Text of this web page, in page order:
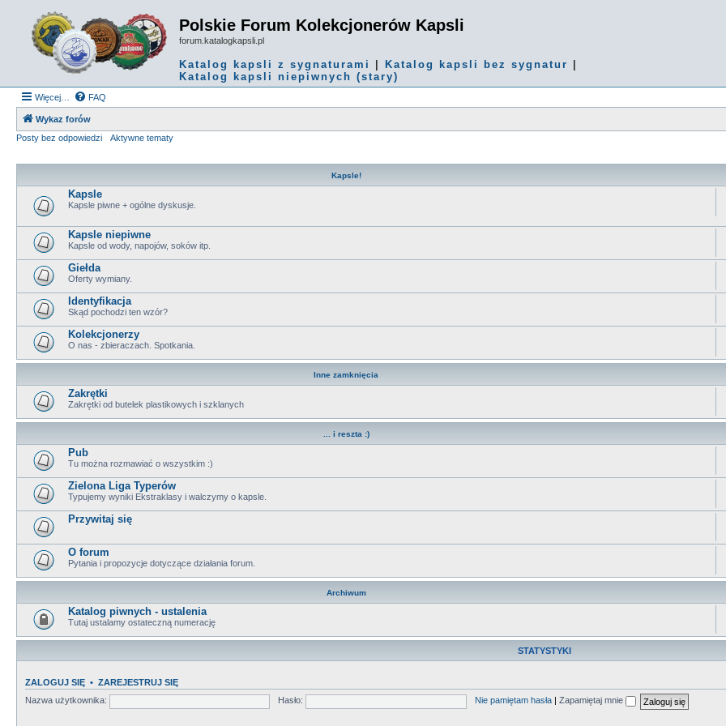
Polskie Forum Kolekcjonerów Kapsli
forum.katalogkapsli.pl
Katalog kapsli z sygnaturami Katalog kapsli bez sygnatur
Katalog kapsli niepiwnych (stary)
Więcej… FAQ
Wykaz forów
Posty bez odpowiedzi
Aktywne tematy
Kapsle!
Kapsle
Kapsle piwne + ogólne dyskusje.
Kapsle niepiwne
Kapsle od wody, napojów, soków itp.
Giełda
Oferty wymiany.
Identyfikacja
Skąd pochodzi ten wzór?
Kolekcjonerzy
O nas - zbieraczach. Spotkania.
Inne zamknięcia
Zakrętki
Zakrętki od butelek plastikowych i szklanych
... i reszta :)
Pub
Tu można rozmawiać o wszystkim :)
Zielona Liga Typerów
Typujemy wyniki Ekstraklasy i walczymy o kapsle.
Przywitaj się
O forum
Pytania i propozycje dotyczące działania forum.
Archiwum
Katalog piwnych - ustalenia
Tutaj ustalamy ostateczną numerację
STATYSTYKI
ZALOGUJ SIĘ • ZAREJESTRUJ SIĘ
Nazwa użytkownika:
Hasło: Nie pamiętam hasła Zapamiętaj mnie